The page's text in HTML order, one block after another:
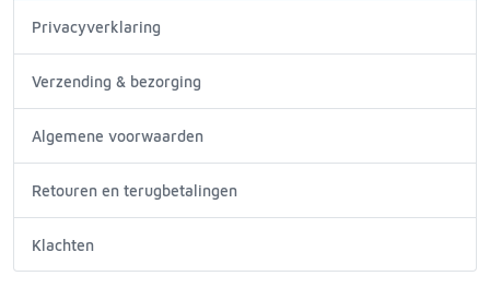
Privacyverklaring
Verzending & bezorging
Algemene voorwaarden
Retouren en terugbetalingen
Klachten